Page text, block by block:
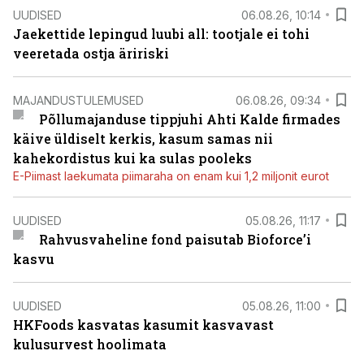
UUDISED 06.08.26, 10:14
Jaekettide lepingud luubi all: tootjale ei tohi
veeretada ostja äririski
MAJANDUSTULEMUSED 06.08.26, 09:34
Põllumajanduse tippjuhi Ahti Kalde firmades
käive üldiselt kerkis, kasum samas nii
kahekordistus kui ka sulas pooleks
E-Piimast laekumata piimaraha on enam kui 1,2 miljonit eurot
UUDISED 05.08.26, 11:17
Rahvusvaheline fond paisutab Bioforce’i
kasvu
UUDISED 05.08.26, 11:00
HKFoods kasvatas kasumit kasvavast
kulusurvest hoolimata